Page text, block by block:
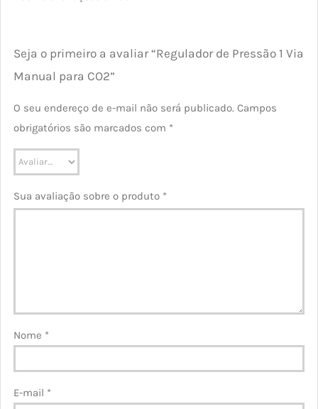
Seja o primeiro a avaliar “Regulador de Pressão 1 Via
Manual para CO2”
O seu endereço de e-mail não será publicado. Campos
obrigatórios são marcados com *
Sua avaliação sobre o produto *
Nome *
E-mail *